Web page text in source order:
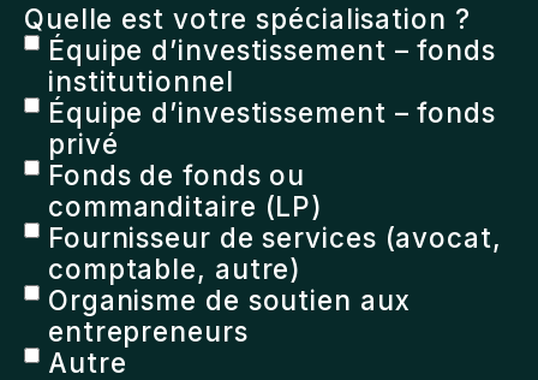
Quelle est votre spécialisation ?
Équipe d’investissement – fonds
institutionnel
Équipe d’investissement – fonds
privé
Fonds de fonds ou
commanditaire (LP)
Fournisseur de services (avocat,
comptable, autre)
Organisme de soutien aux
entrepreneurs
Autre